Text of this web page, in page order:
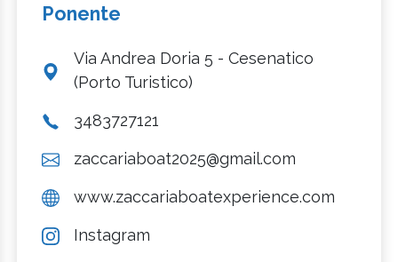
Ponente
Via Andrea Doria 5 - Cesenatico
(Porto Turistico)
3483727121
zaccariaboat2025@gmail.com
www.zaccariaboatexperience.com
Instagram